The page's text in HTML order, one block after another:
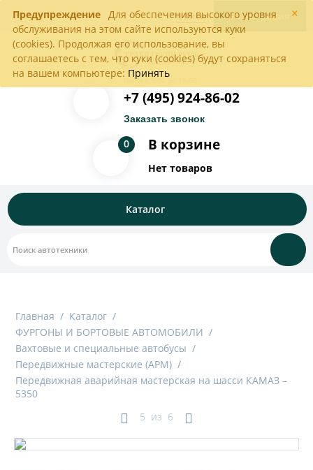
×
Предупреждение Для обеспечения высокого уровня
обслуживания на этом сайте используются куки
(cookies). Продолжая его использование, вы
соглашаетесь с тем, что куки (cookies) будут сохраняться
на вашем компьютере: Принять
Войти Регистрация
Пн-Пт с 9:00 до 18:00
+7 (495) 924-86-02
Заказать звонок
В корзине
0
Нет товаров
Каталог
Главная / Каталог /
ФУРГОНЫ И БОРТОВЫЕ АВТОМОБИЛИ /
Вахтовые и специальные автобусы /
Передвижные мастерские (АРМ) /
Передвижная аварийная мастерская на шасси КАМАЗ –
5350
5 из 6